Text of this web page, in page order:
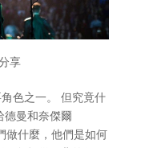
享
色之一。 但究竟什
德曼和奈傑爾
做什麼，他們是如何